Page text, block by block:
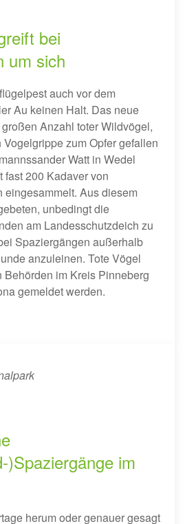
bei
um sich
auch vor dem
Au keinen Halt. Das neue
Anzahl toter Wildvögel,
zum Opfer gefallen
Watt in Wedel
fast 200 Kadaver von
Aus diesem
unbedingt die
am Landesschutzdeich zu
Spaziergängen außerhalb
anzuleinen. Tote Vögel
im Kreis Pinneberg
gemeldet werden.
)Spaziergänge im
herum oder genauer gesagt